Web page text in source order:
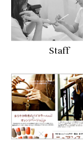
Staff